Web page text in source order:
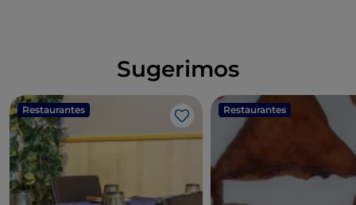
Sugerimos
Restaurantes
Me gusta
Restaurantes